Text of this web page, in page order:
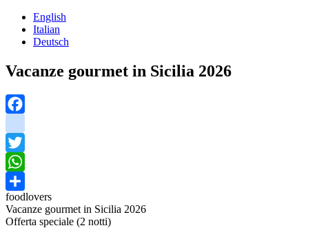
English
Italian
Deutsch
Vacanze gourmet in Sicilia 2026
instagram
Twitter
WhatsApp
Share
foodlovers
Vacanze gourmet in Sicilia 2026
Offerta speciale (2 notti)